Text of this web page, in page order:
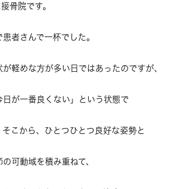
骨院です。
者さんで一杯でした。
軽めな方が多い日ではあったのですが、
が一番良くない」という状態で
そこから、ひとつひとつ良好な姿勢と
可動域を積み重ねて、